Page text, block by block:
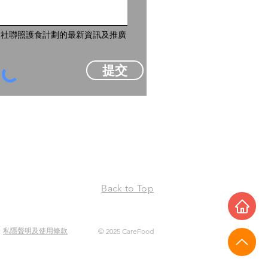
聯照護食計劃的最新資訊及推廣
提交
Back to Top
私隱聲明及使用條款 © 2025 CareFood